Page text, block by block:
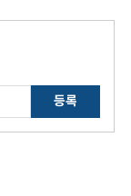
등록